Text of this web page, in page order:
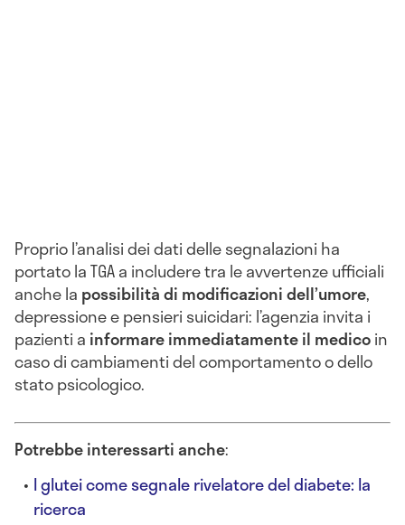
Proprio l’analisi dei dati delle segnalazioni ha
portato la TGA a includere tra le avvertenze ufficiali
anche la possibilità di modificazioni dell’umore,
depressione e pensieri suicidari: l’agenzia invita i
pazienti a informare immediatamente il medicoin
caso di cambiamenti del comportamento o dello
stato psicologico.
Potrebbe interessarti anche:
I glutei come segnale rivelatore del diabete: la
ricerca